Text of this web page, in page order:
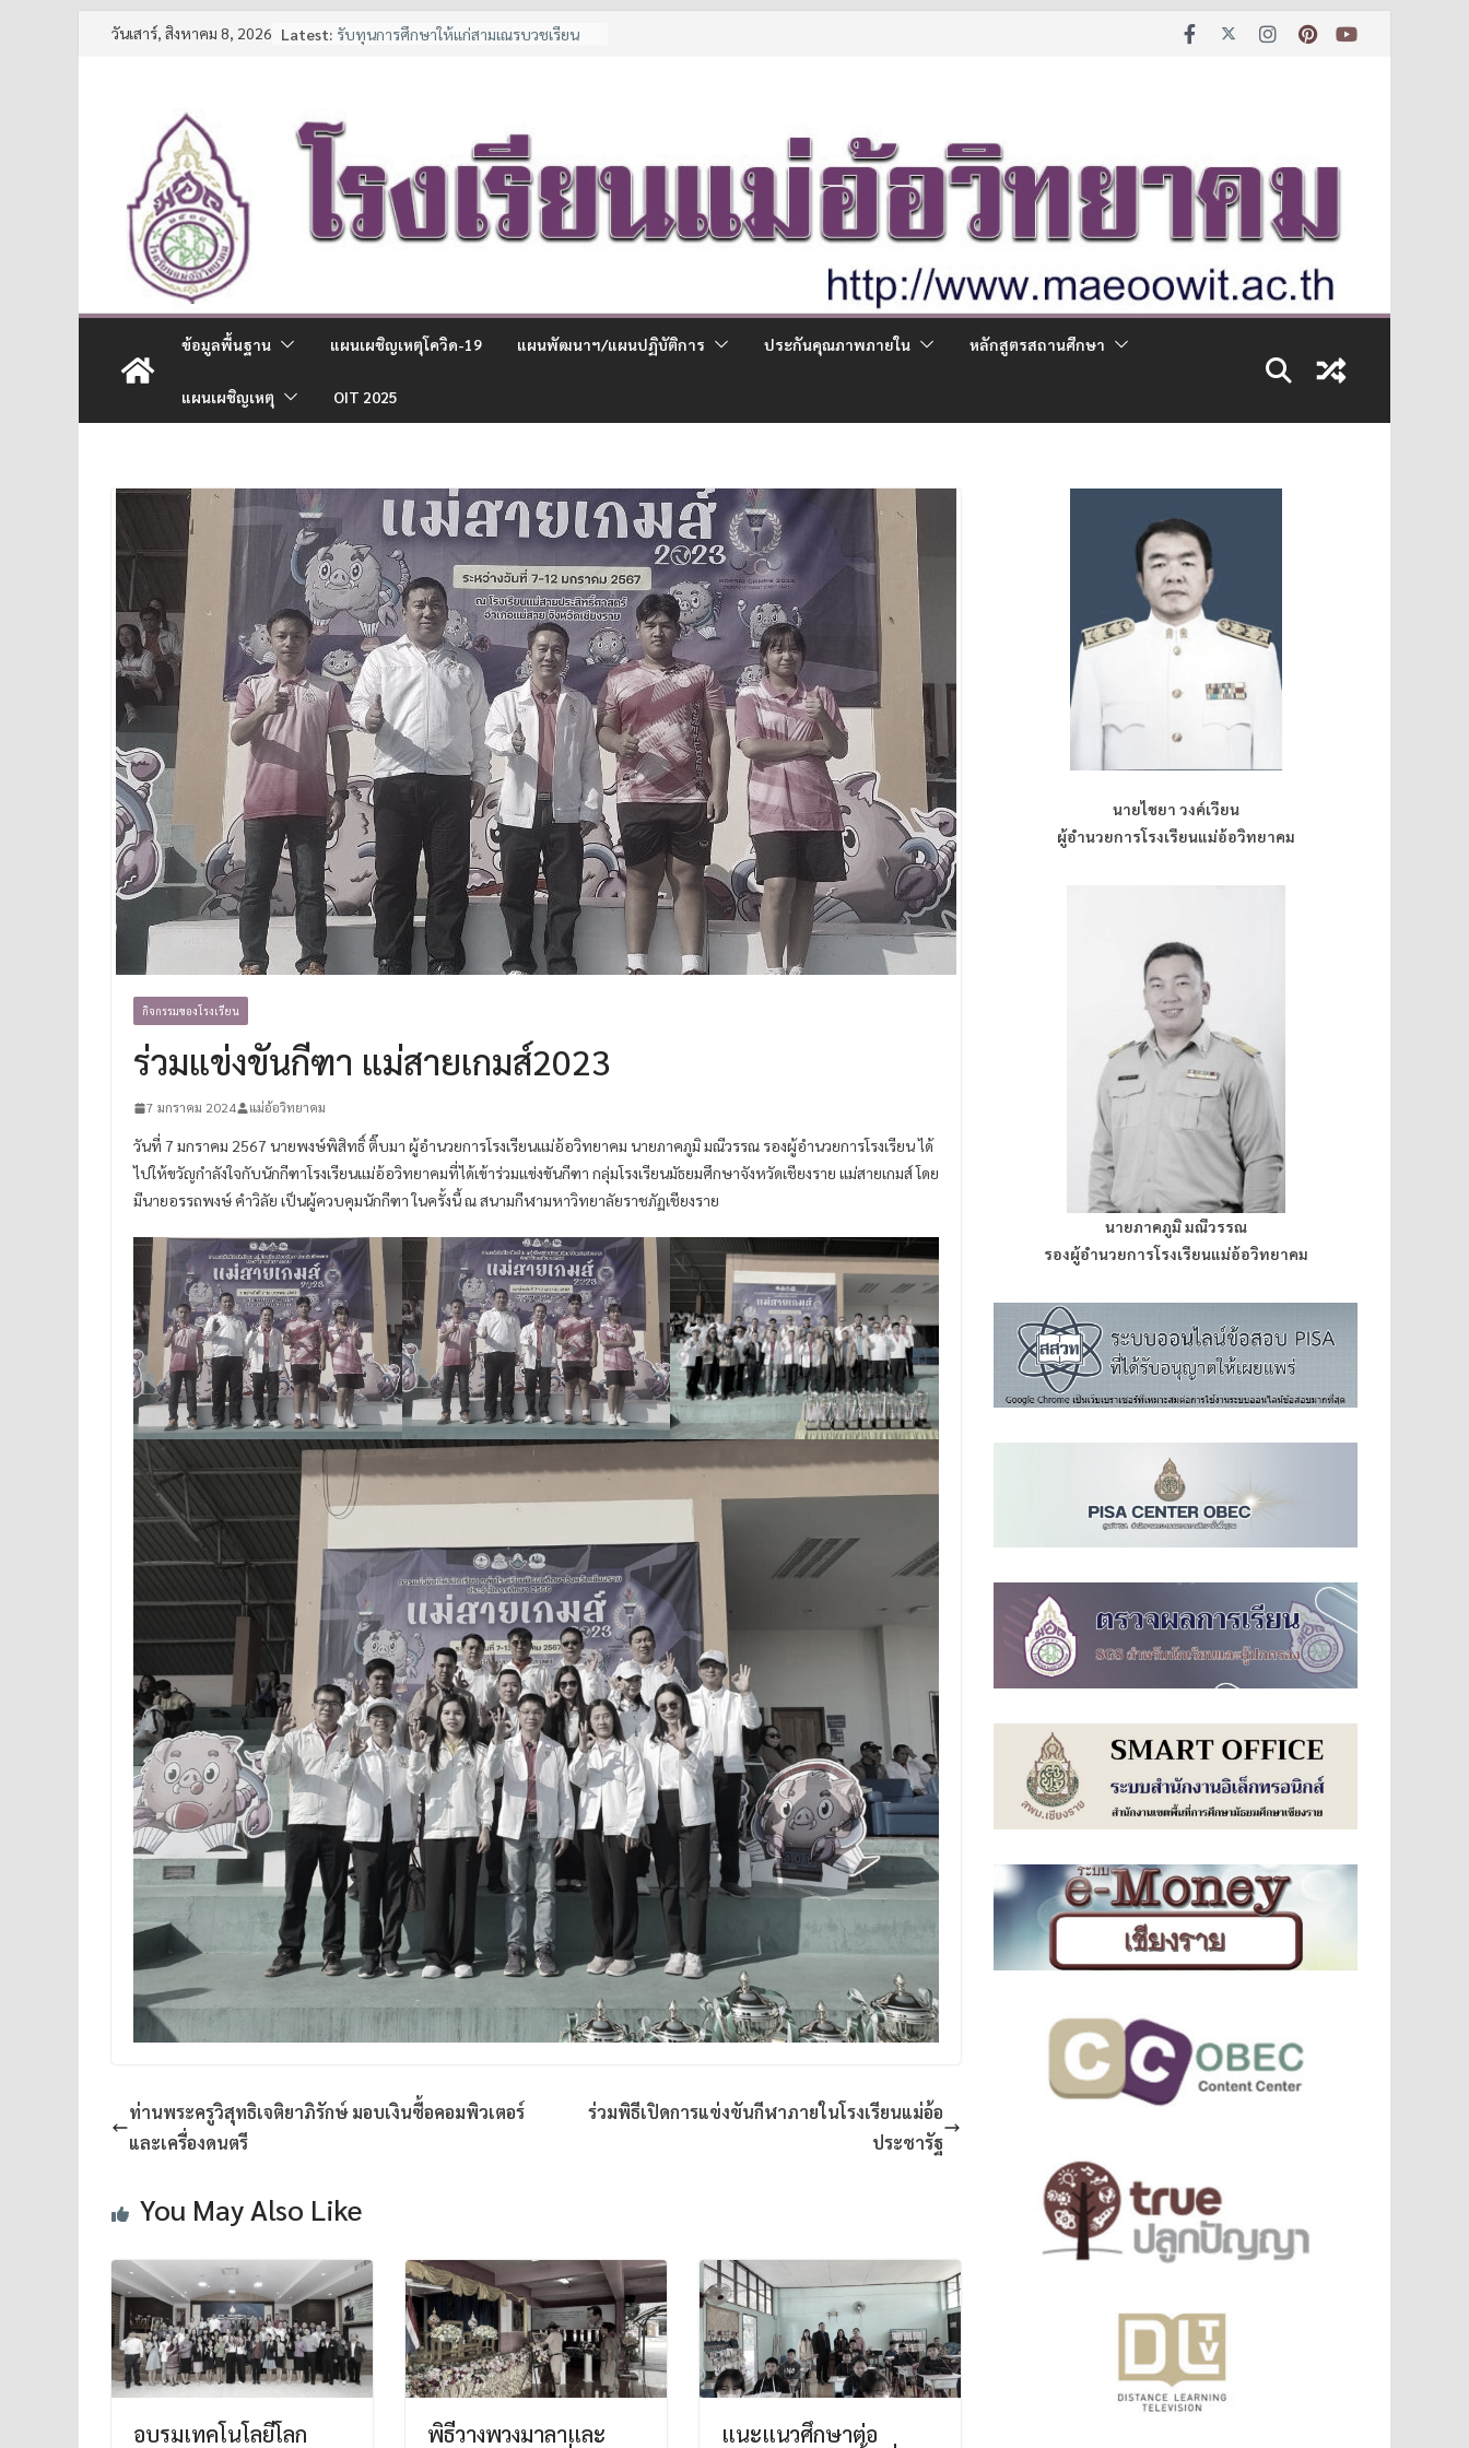
วันเสาร์, สิงหาคม 8, 2026 Latest: ประกาศรับสมัครนักเรียน
7 มาตรการ ลดภาระค่าใช้จ่ายผู้ปกครอง
จาก สพฐ.
ประกาศรายชื่อนักเรียนชั้น ม.1 และ ม.4 ปี
การศึกษา 2569
ข้อมูลพื้นฐาน แผนเผชิญเหตุโควิด-19 แผนพัฒนาฯ/แผนปฏิบัติการ ประกันคุณภาพภายใน หลักสูตรสถานศึกษา
แผนเผชิญเหตุ OIT 2025
กิจกรรมของโรงเรียน
ร่วมแข่งขันกีฑา แม่สายเกมส์2023
7 มกราคม 2024 แม่อ้อวิทยาคม
วันที่ 7 มกราคม 2567 นายพงษ์พิสิทธิ์ ติ๊บมา ผู้อำนวยการโรงเรียนแม่อ้อวิทยาคม นายภาคภูมิ มณีวรรณ รองผู้อำนวยการโรงเรียน ได้
ไปให้ขวัญกำลังใจกับนักกีฑาโรงเรียนแม่อ้อวิทยาคมที่ได้เข้าร่วมแข่งขันกีฑา กลุ่มโรงเรียนมัธยมศึกษาจังหวัดเชียงราย แม่สายเกมส์ โดย
มีนายอรรถพงษ์ คำวิลัย เป็นผู้ควบคุมนักกีฑา ในครั้งนี้ ณ สนามกีฬามหาวิทยาลัยราชภัฏเชียงราย
ท่านพระครูวิสุทธิเจติยาภิรักษ์ มอบเงินซื้อคอมพิวเตอร์
และเครื่องดนตรี
ร่วมพิธีเปิดการแข่งขันกีฬาภายในโรงเรียนแม่อ้อ
ประชารัฐ
You May Also Like
อบรมเทคโนโลยีโลก
พิธีวางพวงมาลาและ
แนะแนวศึกษาต่อ
นายไชยา วงค์เวียน
ผู้อำนวยการโรงเรียนแม่อ้อวิทยาคม
นายภาคภูมิ มณีวรรณ
รองผู้อำนวยการโรงเรียนแม่อ้อวิทยาคม